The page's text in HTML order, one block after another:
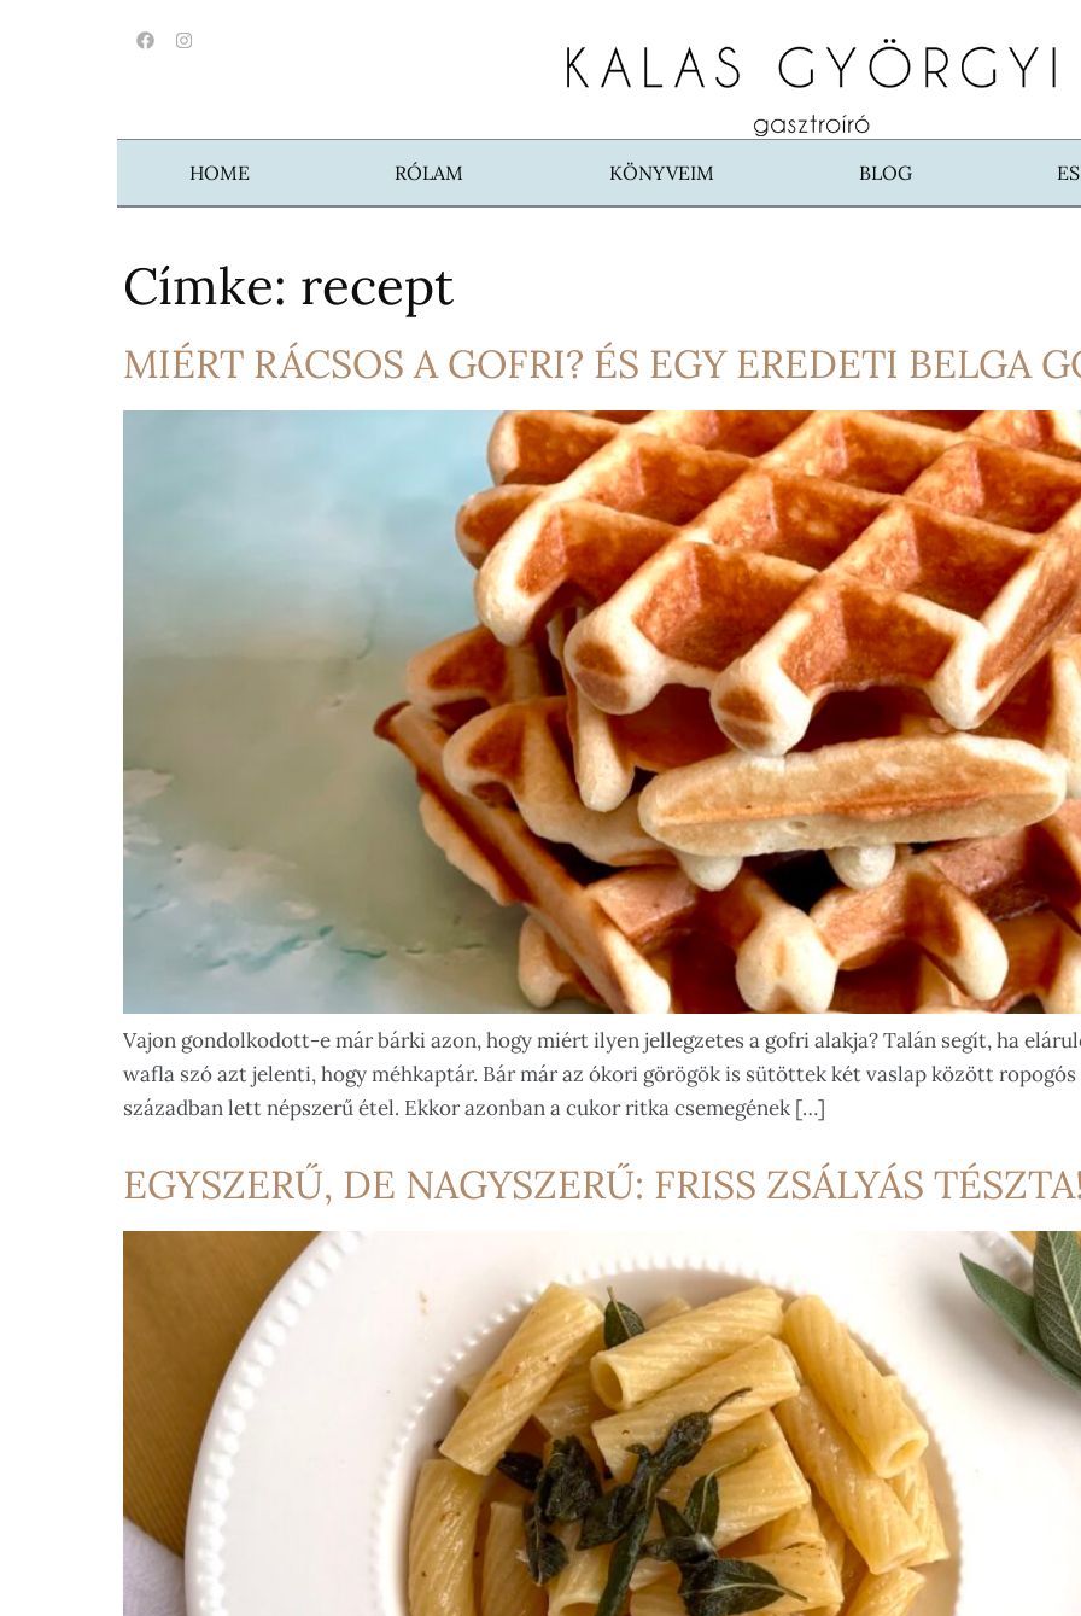
HOME RÓLAM KÖNYVEIM BLOG
Címke: recept
MIÉRT RÁCSOS A GOFRI? ÉS EGY EREDETI BELGA
Vajon gondolkodott-e már bárki azon, hogy miért ilyen jellegzetes a gofri alakja? Talán segít, ha
wafla szó azt jelenti, hogy méhkaptár. Bár már az ókori görögök is sütöttek két vaslap között ropogós
században lett népszerű étel. Ekkor azonban a cukor ritka csemegének […]
EGYSZERŰ, DE NAGYSZERŰ: FRISS ZSÁLYÁS